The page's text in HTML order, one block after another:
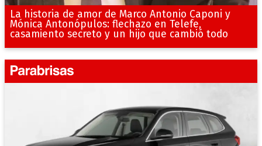
La historia de amor de Marco Antonio Caponi y
Mónica Antonópulos: flechazo en Telefe,
casamiento secreto y un hijo que cambió todo